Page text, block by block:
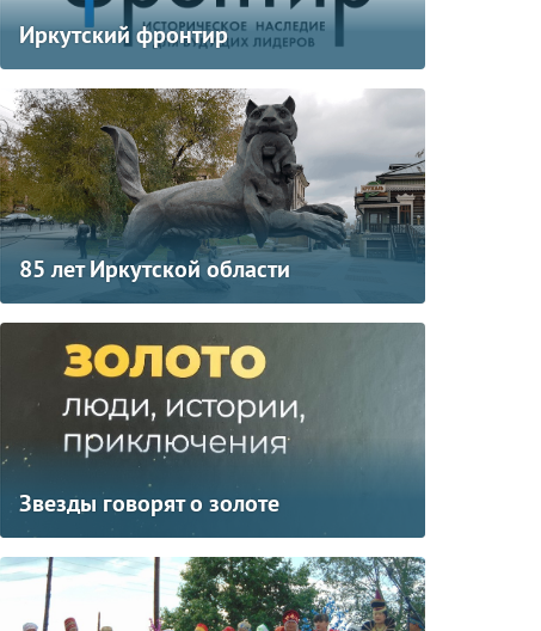
Иркутский фронтир
85 лет Иркутской области
Звезды говорят о золоте